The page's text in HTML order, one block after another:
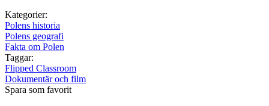
Kategorier:
Polens historia
Polens geografi
Fakta om Polen
Taggar:
Flipped Classroom
Dokumentär och film
Spara som favorit